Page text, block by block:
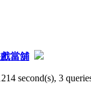
當舖
second(s), 3